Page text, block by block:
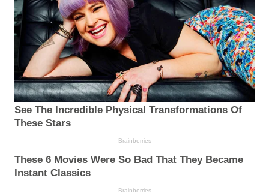
See The Incredible Physical Transformations Of
These Stars
Brainberries
These 6 Movies Were So Bad That They Became
Instant Classics
Brainberries